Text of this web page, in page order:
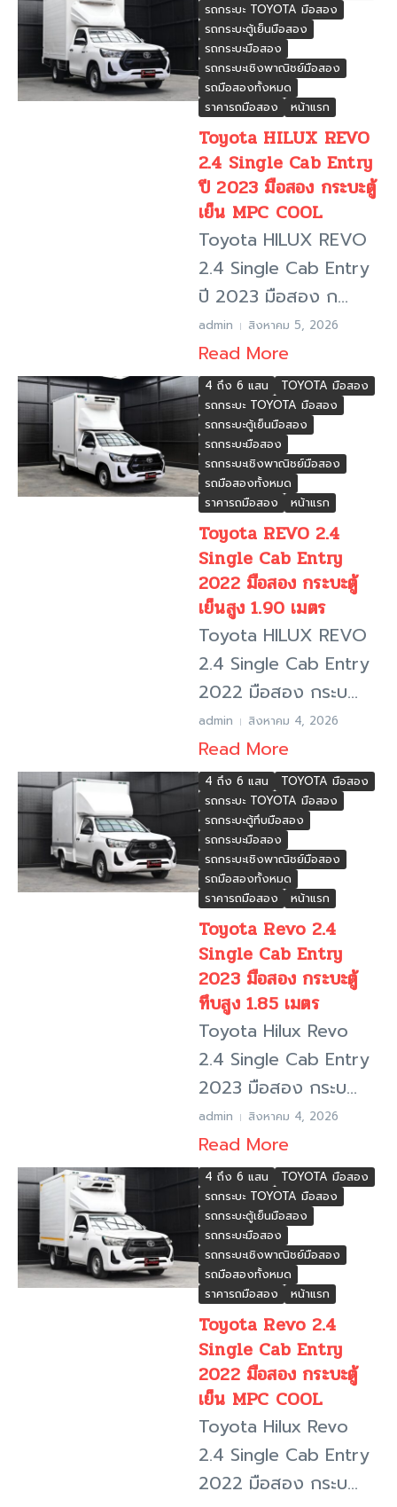
รถกระบะ TOYOTA มือสอง
รถกระบะตู้เย็นมือสอง
รถกระบะมือสอง
รถกระบะเชิงพาณิชย์มือสอง
รถมือสองทั้งหมด
ราคารถมือสอง
หน้าแรก
Toyota HILUX REVO
2.4 Single Cab Entry
ปี 2023 มือสอง กระบะตู้
เย็น MPC COOL
Toyota HILUX REVO
2.4 Single Cab Entry
ปี 2023 มือสอง ก...
admin สิงหาคม 5, 2026
Read More
4 ถึง 6 แสน
TOYOTA มือสอง
รถกระบะ TOYOTA มือสอง
รถกระบะตู้เย็นมือสอง
รถกระบะมือสอง
รถกระบะเชิงพาณิชย์มือสอง
รถมือสองทั้งหมด
ราคารถมือสอง
หน้าแรก
Toyota REVO 2.4
Single Cab Entry
2022 มือสอง กระบะตู้
เย็นสูง 1.90 เมตร
Toyota HILUX REVO
2.4 Single Cab Entry
2022 มือสอง กระบ...
admin สิงหาคม 4, 2026
Read More
4 ถึง 6 แสน
TOYOTA มือสอง
รถกระบะ TOYOTA มือสอง
รถกระบะตู้ทึบมือสอง
รถกระบะมือสอง
รถกระบะเชิงพาณิชย์มือสอง
รถมือสองทั้งหมด
ราคารถมือสอง
หน้าแรก
Toyota Revo 2.4
Single Cab Entry
2023 มือสอง กระบะตู้
ทึบสูง 1.85 เมตร
Toyota Hilux Revo
2.4 Single Cab Entry
2023 มือสอง กระบ...
admin สิงหาคม 4, 2026
Read More
4 ถึง 6 แสน
TOYOTA มือสอง
รถกระบะ TOYOTA มือสอง
รถกระบะตู้เย็นมือสอง
รถกระบะมือสอง
รถกระบะเชิงพาณิชย์มือสอง
รถมือสองทั้งหมด
ราคารถมือสอง
หน้าแรก
Toyota Revo 2.4
Single Cab Entry
2022 มือสอง กระบะตู้
เย็น MPC COOL
Toyota Hilux Revo
2.4 Single Cab Entry
2022 มือสอง กระบ...